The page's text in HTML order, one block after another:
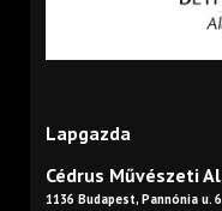
Lapgazda
Cédrus Művészeti
1136 Budapest, Pannónia u.